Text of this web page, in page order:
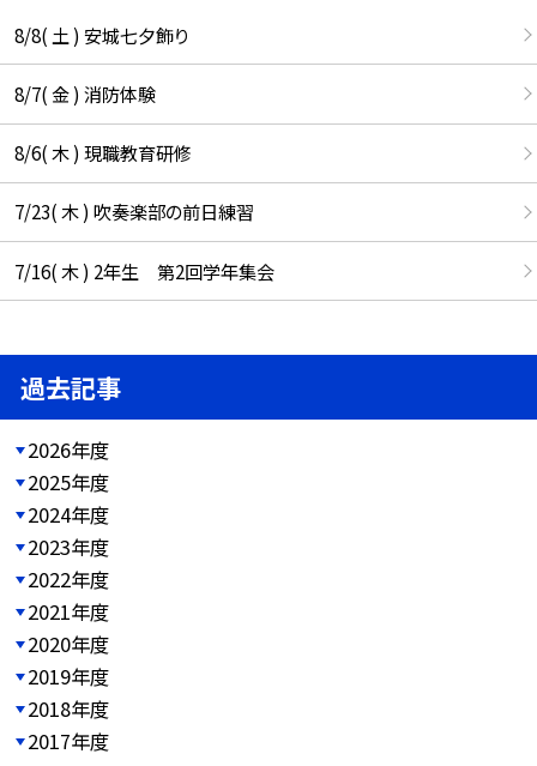
8/8( 土 ) 安城七夕飾り
8/7( 金 ) 消防体験
8/6( 木 ) 現職教育研修
7/23( 木 ) 吹奏楽部の前日練習
7/16( 木 ) 2年生 第2回学年集会
過去記事
2026年度
2025年度
2024年度
2023年度
2022年度
2021年度
2020年度
2019年度
2018年度
2017年度